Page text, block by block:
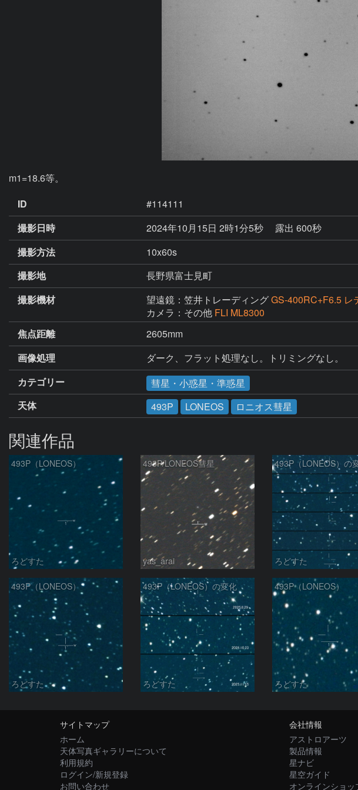
m1=18.6等。
ID
#114111
撮影日時
2024年10月15日 2時1分5秒
露出 600秒
撮影方法
10x60s
撮影地
長野県富士見町
撮影機材
望遠鏡：笠井トレーディングGS-400RC+F6.5 レ
カメラ：その他 FLI ML8300
焦点距離
2605mm
画像処理
ダーク、フラット処理なし。トリミングなし。
カテゴリー
彗星・小惑星・準惑星
天体
493P LONEOS ロニオス彗星
関連作品
493P（LONEOS）
ろどすた
493P/LONEOS彗星
yas_arai
493P（LONEOS）の
ろどすた
493P（LONEOS）
ろどすた
493P（LONEOS）の変化
ろどすた
493P（LONEOS）
ろどすた
サイトマップ
ホーム
天体写真ギャラリーについて
利用規約
ログイン/新規登録
お問い合わせ
会社情報
アストロアーツ
製品情報
星ナビ
星空ガイド
オンラインショッ